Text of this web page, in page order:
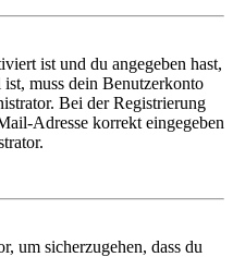
ist und du angegeben hast,
muss dein Benutzerkonto
Bei der Registrierung
Adresse korrekt eingegeben
um sicherzugehen, dass du